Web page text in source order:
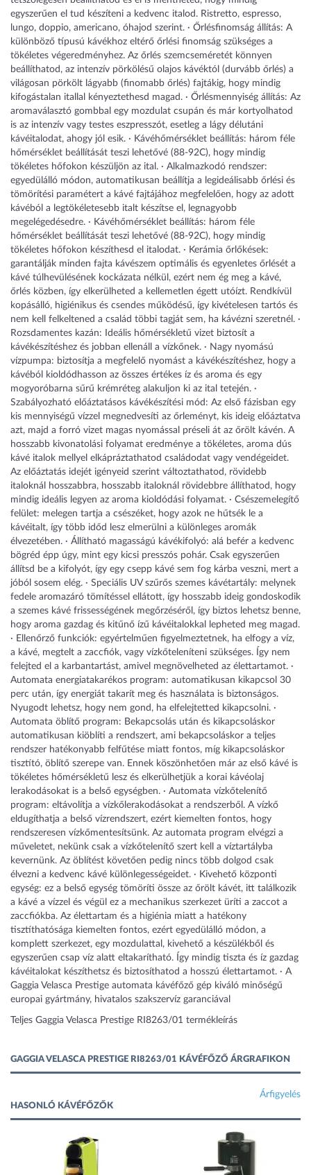
egyszerűen el tud készíteni a kedvenc italod. Ristretto, espresso,
lungo, doppio, americano, óhajod szerint. · Őrlésfinomság állítás: A
különböző típusú kávékhoz eltérő őrlési finomság szükséges a
tökéletes végeredményhez. Az őrlés szemcseméretét könnyen
beállíthatod, az intenzív pörkölésű olajos kávéktól (durvább őrlés) a
világosan pörkölt lágyabb (finomabb őrlés) fajtákig, hogy mindig
kifogástalan itallal kényeztethesd magad. · Őrlésmennyiség állítás: Az
aromaválasztó gombbal egy mozdulat csupán és már kortyolhatod
is az intenzív vagy testes eszpresszót, esetleg a lágy délutáni
kávéitalodat, ahogy jól esik. · Kávéhőmérséklet beállítás: három féle
hőmérséklet beállítását teszi lehetővé (88-92C), hogy mindig
tökéletes hőfokon készüljön az ital. · Alkalmazkodó rendszer:
egyedülálló módon, automatikusan beállítja a legideálisabb őrlési és
tömörítési paramétert a kávé fajtájához megfelelően, hogy az adott
kávéból a legtökéletesebb italt készítse el, legnagyobb
megelégedésedre. · Kávéhőmérséklet beállítás: három féle
hőmérséklet beállítását teszi lehetővé (88-92C), hogy mindig
tökéletes hőfokon készíthesd el italodat. · Kerámia őrlőkések:
garantálják minden fajta kávészem optimális és egyenletes őrlését a
kávé túlhevülésének kockázata nélkül, ezért nem ég meg a kávé,
őrlés közben, így elkerülheted a kellemetlen égett utóízt. Rendkívül
kopásálló, higiénikus és csendes működésű, így kivételesen tartós és
nem kell felkeltened a család többi tagját sem, ha kávézni szeretnél. ·
Rozsdamentes kazán: Ideális hőmérsékletű vizet biztosít a
kávékészítéshez és jobban ellenáll a vízkőnek. · Nagy nyomású
vízpumpa: biztosítja a megfelelő nyomást a kávékészítéshez, hogy a
kávéból kioldódhasson az összes értékes íz és aroma és egy
mogyoróbarna sűrű krémréteg alakuljon ki az ital tetején. ·
Szabályozható előáztatásos kávékészítési mód: Az első fázisban egy
kis mennyiségű vízzel megnedvesíti az őrleményt, kis ideig előáztatva
azt, majd a forró vizet magas nyomással préseli át az őrölt kávén. A
hosszabb kivonatolási folyamat eredménye a tökéletes, aroma dús
kávé italok mellyel elkápráztathatod családodat vagy vendégeidet.
Az előáztatás idejét igényeid szerint változtathatod, rövidebb
italoknál hosszabbra, hosszabb italoknál rövidebbre állíthatod, hogy
mindig ideális legyen az aroma kioldódási folyamat. · Csészemelegítő
felület: melegen tartja a csészéket, hogy azok ne hűtsék le a
kávéitalt, így több időd lesz elmerülni a különleges aromák
élvezetében. · Állítható magasságú kávékifolyó: alá befér a kedvenc
bögréd épp úgy, mint egy kicsi presszós pohár. Csak egyszerűen
állítsd be a kifolyót, így egy csepp kávé sem fog kárba veszni, mert a
jóból sosem elég. · Speciális UV szűrős szemes kávétartály: melynek
fedele aromazáró tömítéssel ellátott, így hosszabb ideig gondoskodik
a szemes kávé frissességének megőrzéséről, így biztos lehetsz benne,
hogy aroma gazdag és kitűnő ízű kávéitalokkal lepheted meg magad.
· Ellenőrző funkciók: egyértelműen figyelmeztetnek, ha elfogy a víz,
a kávé, megtelt a zaccfiók, vagy vízkőteleníteni szükséges. Így nem
felejted el a karbantartást, amivel megnövelheted az élettartamot. ·
Automata energiatakarékos program: automatikusan kikapcsol 30
perc után, így energiát takarít meg és használata is biztonságos.
Nyugodt lehetsz, hogy nem gond, ha elfelejtetted kikapcsolni. ·
Automata öblítő program: Bekapcsolás után és kikapcsoláskor
automatikusan kiöblíti a rendszert, ami bekapcsoláskor a teljes
rendszer hatékonyabb felfűtése miatt fontos, míg kikapcsoláskor
tisztító, öblítő szerepe van. Ennek köszönhetően már az első kávé is
tökéletes hőmérsékletű lesz és elkerülhetjük a korai kávéolaj
lerakodásokat is a belső egységben. · Automata vízkőtelenítő
program: eltávolítja a vízkőlerakodásokat a rendszerből. A vízkő
eldugíthatja a belső vízrendszert, ezért kiemelten fontos, hogy
rendszeresen vízkőmentesítsünk. Az automata program elvégzi a
műveletet, nekünk csak a vízkőtelenítő szert kell a víztartályba
kevernünk. Az öblítést követően pedig nincs több dolgod csak
élvezni a kedvenc kávé különlegességeidet. · Kivehető központi
egység: ez a belső egység tömöríti össze az őrölt kávét, itt találkozik
a kávé a vízzel és végül ez a mechanikus szerkezet üríti a zaccot a
zaccfiókba. Az élettartam és a higiénia miatt a hatékony
tisztíthatósága kiemelten fontos, ezért egyedülálló módon, a
komplett szerkezet, egy mozdulattal, kivehető a készülékből és
egyszerűen csap víz alatt eltakarítható. Így mindig tiszta és íz gazdag
kávéitalokat készíthetsz és biztosíthatod a hosszú élettartamot. · A
Gaggia Velasca Prestige automata kávéfőző gép kiváló minőségű
europai gyártmány, hivatalos szakszervíz garanciával
Teljes Gaggia Velasca Prestige RI8263/01 termékleírás
GAGGIA VELASCA PRESTIGE RI8263/01 KÁVÉFŐZŐ ÁRGRAFIKON
Árfigyelés
HASONLÓ KÁVÉFŐZŐK